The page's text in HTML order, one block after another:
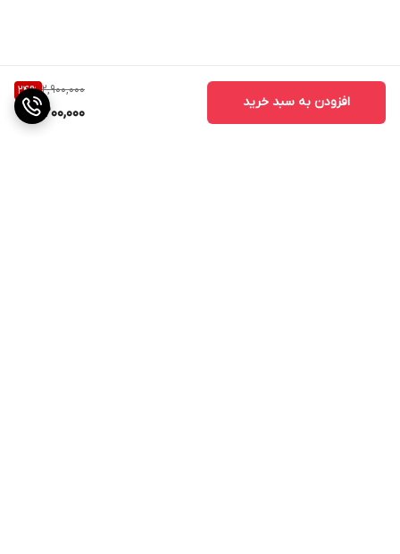
2,900,000
24%
2,200,000
افزودن به سبد خرید